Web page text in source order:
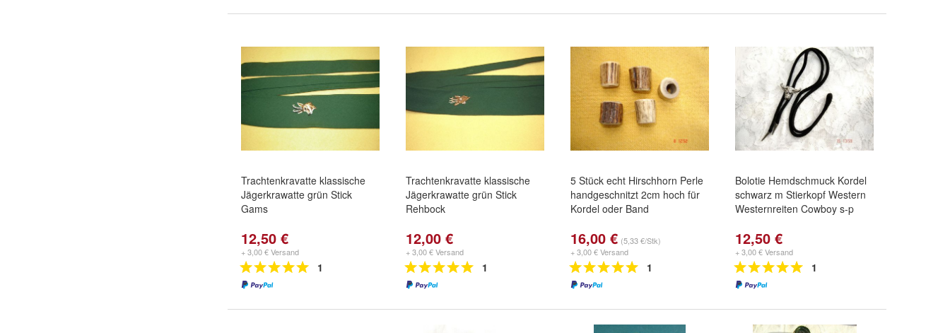
Trachtenkravatte klassische
Jägerkrawatte grün Stick
Gams
12,50 €
+ 3,00 € Versand
1
Trachtenkravatte klassische
Jägerkrawatte grün Stick
Rehbock
12,00 €
+ 3,00 € Versand
1
5 Stück echt Hirschhorn Perle
handgeschnitzt 2cm hoch für
Kordel oder Band
16,00 € (5,33 €/Stk)
+ 3,00 € Versand
1
Bolotie Hemdschmuck Kordel
schwarz m Stierkopf Western
Westernreiten Cowboy s-p
12,50 €
+ 3,00 € Versand
1